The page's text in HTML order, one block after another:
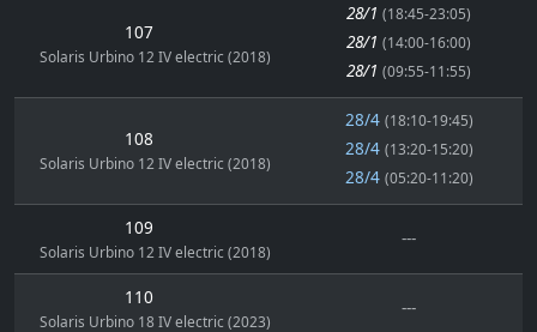
107
Solaris Urbino 12 IV electric (2018)
28/1 (18:45-23:05)
28/1 (14:00-16:00)
28/1 (09:55-11:55)
108
Solaris Urbino 12 IV electric (2018)
28/4 (18:10-19:45)
28/4 (13:20-15:20)
28/4 (05:20-11:20)
109
Solaris Urbino 12 IV electric (2018)
---
110
Solaris Urbino 18 IV electric (2023)
---